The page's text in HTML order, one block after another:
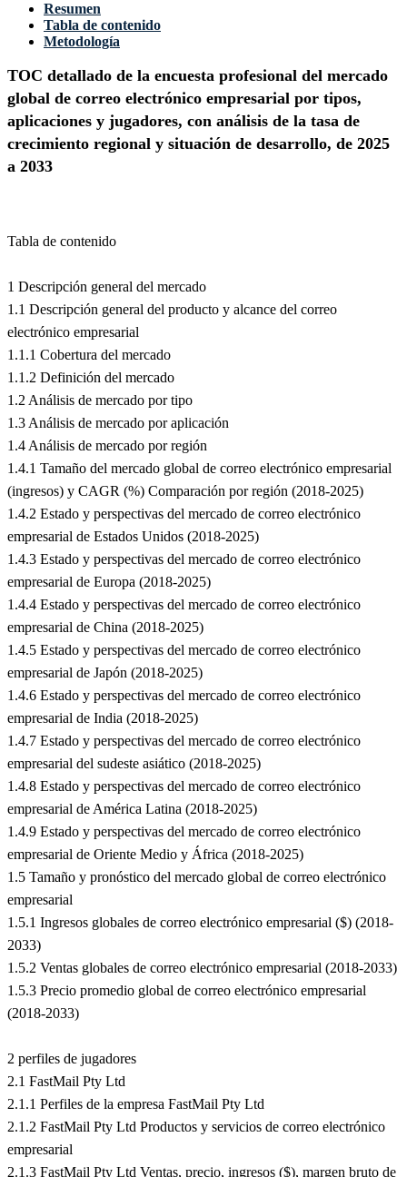
Resumen
Tabla de contenido
Metodología
TOC detallado de la encuesta profesional del mercado
global de correo electrónico empresarial por tipos,
aplicaciones y jugadores, con análisis de la tasa de
crecimiento regional y situación de desarrollo, de 2025
a 2033
Tabla de contenido
1 Descripción general del mercado
1.1 Descripción general del producto y alcance del correo
electrónico empresarial
1.1.1 Cobertura del mercado
1.1.2 Definición del mercado
1.2 Análisis de mercado por tipo
1.3 Análisis de mercado por aplicación
1.4 Análisis de mercado por región
1.4.1 Tamaño del mercado global de correo electrónico empresarial
(ingresos) y CAGR (%) Comparación por región (2018-2025)
1.4.2 Estado y perspectivas del mercado de correo electrónico
empresarial de Estados Unidos (2018-2025)
1.4.3 Estado y perspectivas del mercado de correo electrónico
empresarial de Europa (2018-2025)
1.4.4 Estado y perspectivas del mercado de correo electrónico
empresarial de China (2018-2025)
1.4.5 Estado y perspectivas del mercado de correo electrónico
empresarial de Japón (2018-2025)
1.4.6 Estado y perspectivas del mercado de correo electrónico
empresarial de India (2018-2025)
1.4.7 Estado y perspectivas del mercado de correo electrónico
empresarial del sudeste asiático (2018-2025)
1.4.8 Estado y perspectivas del mercado de correo electrónico
empresarial de América Latina (2018-2025)
1.4.9 Estado y perspectivas del mercado de correo electrónico
empresarial de Oriente Medio y África (2018-2025)
1.5 Tamaño y pronóstico del mercado global de correo electrónico
empresarial
1.5.1 Ingresos globales de correo electrónico empresarial ($) (2018-
2033)
1.5.2 Ventas globales de correo electrónico empresarial (2018-2033)
1.5.3 Precio promedio global de correo electrónico empresarial
(2018-2033)
2 perfiles de jugadores
2.1 FastMail Pty Ltd
2.1.1 Perfiles de la empresa FastMail Pty Ltd
2.1.2 FastMail Pty Ltd Productos y servicios de correo electrónico
empresarial
2.1.3 FastMail Pty Ltd Ventas, precio, ingresos ($), margen bruto de